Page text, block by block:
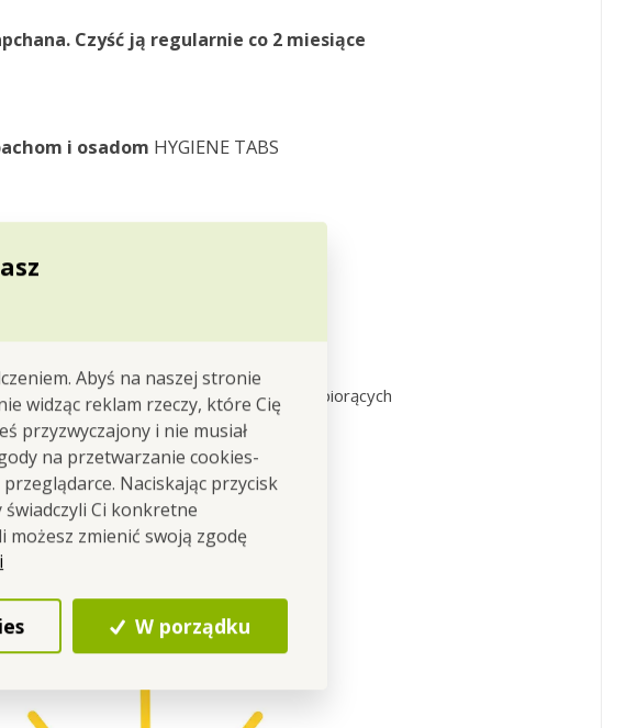
Abyś na naszej stronie
widząc reklam rzeczy, które Cię
przyzwyczajony i nie musiał
na przetwarzanie cookies-
Naciskając przycisk
świadczyli Ci konkretne
możesz zmienić swoją zgodę
W porządku
Czyść ją regularnie co 2 miesiące
i osadom HYGIENE TABS
pachnące pranie
kamień wodny i pozostałości środków
piorących
zapach "stęchlizny"z pralki
stosować go raz na 2 MIESIĄCE